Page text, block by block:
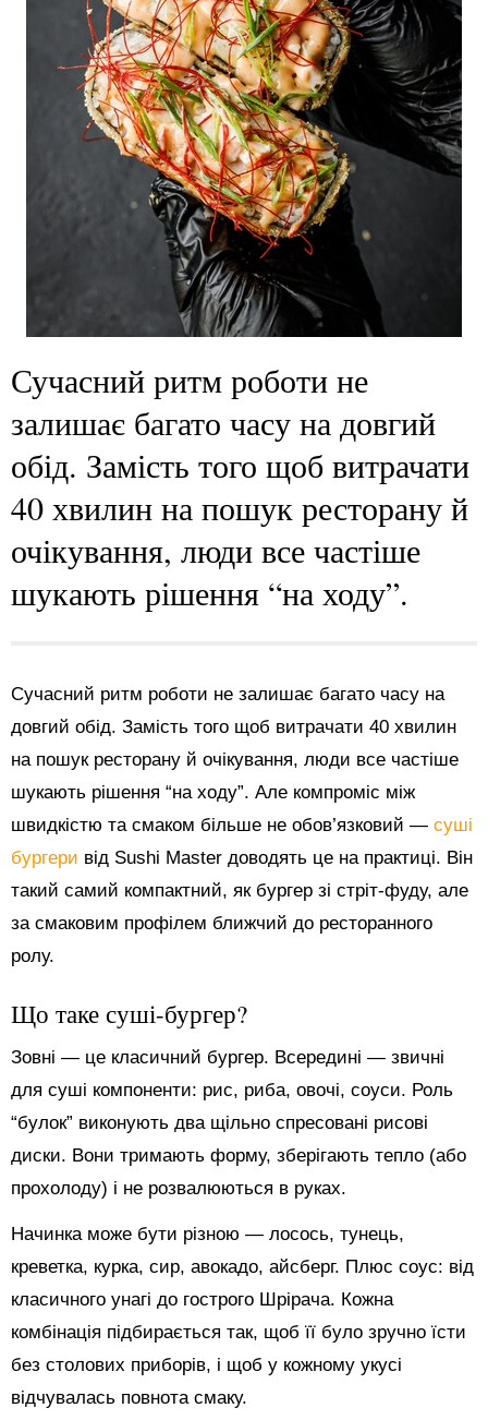
Сучасний ритм роботи не
залишає багато часу на довгий
обід. Замість того щоб витрачати
40 хвилин на пошук ресторану й
очікування, люди все частіше
шукають рішення “на ходу”.
Сучасний ритм роботи не залишає багато часу на
довгий обід. Замість того щоб витрачати 40 хвилин
на пошук ресторану й очікування, люди все частіше
шукають рішення “на ходу”. Але компроміс між
швидкістю та смаком більше не обов’язковий — суші
бургери від Sushi Master доводять це на практиці. Він
такий самий компактний, як бургер зі стріт-фуду, але
за смаковим профілем ближчий до ресторанного
ролу.
Що таке суші-бургер?
Зовні — це класичний бургер. Всередині — звичні
для суші компоненти: рис, риба, овочі, соуси. Роль
“булок” виконують два щільно спресовані рисові
диски. Вони тримають форму, зберігають тепло (або
прохолоду) і не розвалюються в руках.
Начинка може бути різною — лосось, тунець,
креветка, курка, сир, авокадо, айсберг. Плюс соус: від
класичного унагі до гострого Шрірача. Кожна
комбінація підбирається так, щоб її було зручно їсти
без столових приборів, і щоб у кожному укусі
відчувалась повнота смаку.